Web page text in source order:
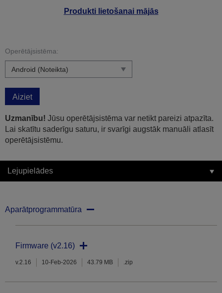
Produkti lietošanai mājās
Operētājsistēma:
Aiziet
Uzmanību! Jūsu operētājsistēma var netikt pareizi atpazīta.
Lai skatītu saderīgu saturu, ir svarīgi augstāk manuāli atlasīt
operētājsistēmu.
Lejupielādes
Aparātprogrammatūra
Firmware (v2.16)
v.2.16 10-Feb-2026 43.79 MB .zip